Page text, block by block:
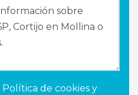
Política de cookies y